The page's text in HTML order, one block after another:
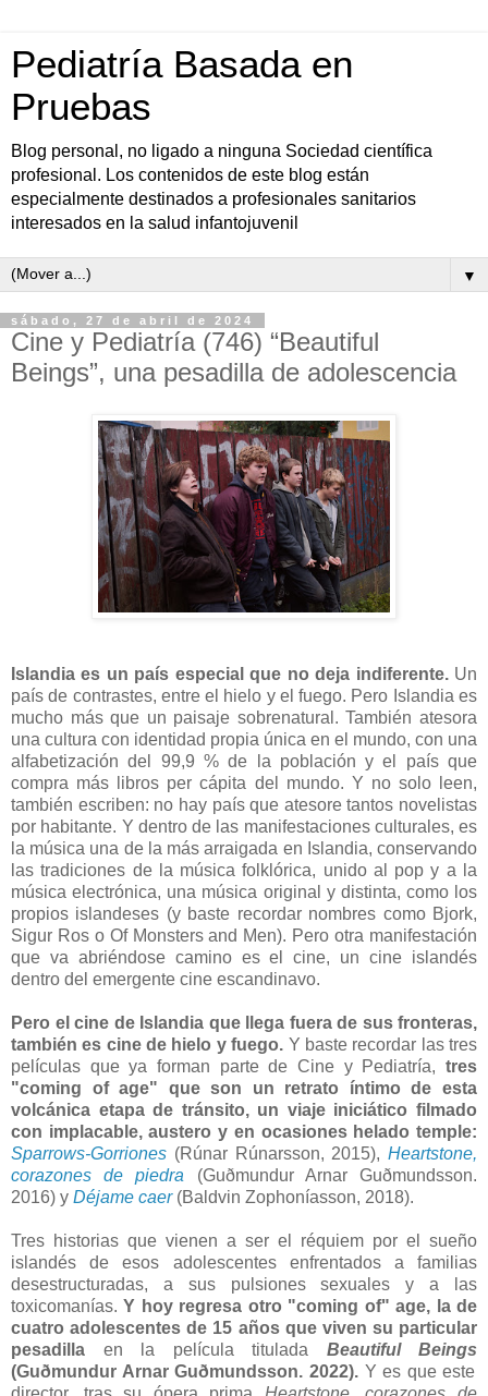
Pediatría Basada en
Pruebas
Blog personal, no ligado a ninguna Sociedad científica
profesional. Los contenidos de este blog están
especialmente destinados a profesionales sanitarios
interesados en la salud infantojuvenil
▼
sábado, 27 de abril de 2024
Cine y Pediatría (746) “Beautiful
Beings”, una pesadilla de adolescencia
Islandia es un país especial que no deja indiferente. Un
país de contrastes, entre el hielo y el fuego. Pero Islandia es
mucho más que un paisaje sobrenatural. También atesora
una cultura con identidad propia única en el mundo, con una
alfabetización del 99,9 % de la población y el país que
compra más libros per cápita del mundo. Y no solo leen,
también escriben: no hay país que atesore tantos novelistas
por habitante. Y dentro de las manifestaciones culturales, es
la música una de la más arraigada en Islandia, conservando
las tradiciones de la música folklórica, unido al pop y a la
música electrónica, una música original y distinta, como los
propios islandeses (y baste recordar nombres como Bjork,
Sigur Ros o Of Monsters and Men). Pero otra manifestación
que va abriéndose camino es el cine, un cine islandés
dentro del emergente cine escandinavo.
Pero el cine de Islandia que llega fuera de sus fronteras,
también es cine de hielo y fuego. Y baste recordar las tres
películas que ya forman parte de Cine y Pediatría, tres
"coming of age" que son un retrato íntimo de esta
volcánica etapa de tránsito, un viaje iniciático filmado
con implacable, austero y en ocasiones helado temple:
Sparrows-Gorriones (Rúnar Rúnarsson, 2015), Heartstone,
corazones de piedra (Guðmundur Arnar Guðmundsson.
2016) y Déjame caer (Baldvin Zophoníasson, 2018).
Tres historias que vienen a ser el réquiem por el sueño
islandés de esos adolescentes enfrentados a familias
desestructuradas, a sus pulsiones sexuales y a las
toxicomanías.Y hoy regresa otro "coming of" age, la de
cuatro adolescentes de 15 años que viven su particular
pesadilla en la película titulada Beautiful Beings
(Guðmundur Arnar Guðmundsson. 2022).Y es que este